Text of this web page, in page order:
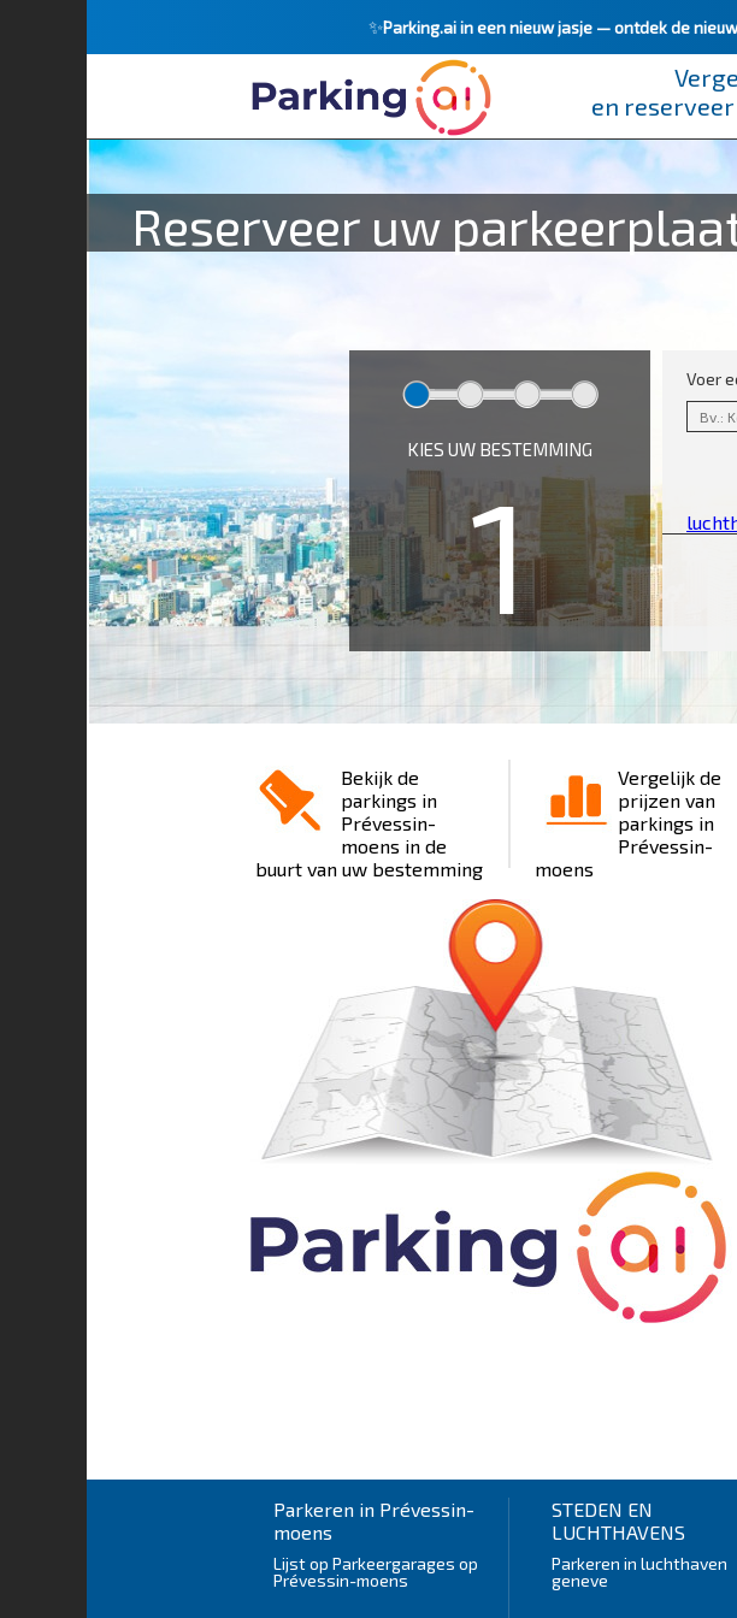
✨Parking.ai in een nieuw jasje —ontdek de
en
Reserveer uw
KIES UW BESTEMMING
1
Voer
Bekijk de
parkings in
Prévessin-
moens in de
buurt van uw bestemming
Vergelijk de
prijzen van
parkings in
Prévessin-
moens
Parkeren in Prévessin-
moens
Lijst op Parkeergarages op
Prévessin-moens
STEDEN EN
LUCHTHAVENS
Parkeren in luchthaven
geneve